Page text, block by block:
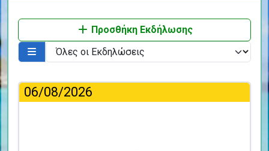
Προσθήκη Εκδήλωσης
06/08/2026